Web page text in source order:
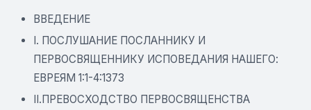
ВВЕДЕНИЕ
I. ПОСЛУШАНИЕ ПОСЛАННИКУ И
ПЕРВОСВЯЩЕННИКУ ИСПОВЕДАНИЯ НАШЕГО:
ЕВРЕЯМ 1:1-4:1373
II.ПРЕВОСХОДСТВО ПЕРВОСВЯЩЕНСТВА